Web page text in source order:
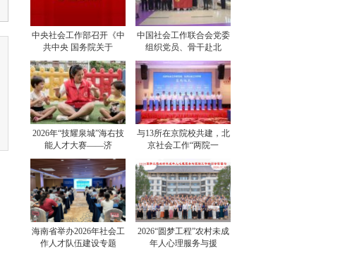
中央社会工作部召开《中
共中央 国务院关于
中国社会工作联合会党委
组织党员、骨干赴北
2026年“技耀泉城”海右技
能人才大赛——济
与13所在京院校共建，北
京社会工作“两院一
海南省举办2026年社会工
作人才队伍建设专题
2026“圆梦工程”农村未成
年人心理服务与援